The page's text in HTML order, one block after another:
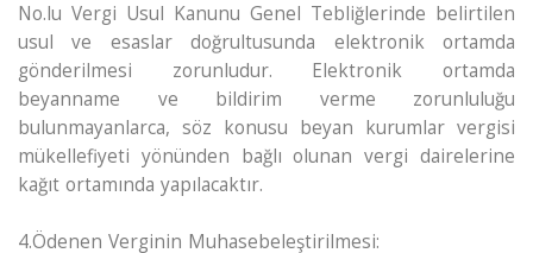
No.lu Vergi Usul Kanunu Genel Tebliğlerinde belirtilen
usul ve esaslar doğrultusunda elektronik ortamda
gönderilmesi zorunludur. Elektronik ortamda
beyanname ve bildirim verme zorunluluğu
bulunmayanlarca, söz konusu beyan kurumlar vergisi
mükellefiyeti yönünden bağlı olunan vergi dairelerine
kağıt ortamında yapılacaktır.
4.Ödenen Verginin Muhasebeleştirilmesi: